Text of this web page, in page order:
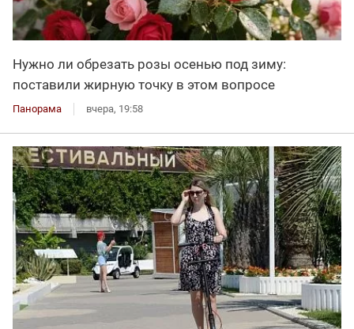
Нужно ли обрезать розы осенью под зиму:
поставили жирную точку в этом вопросе
Панорама вчера, 19:58